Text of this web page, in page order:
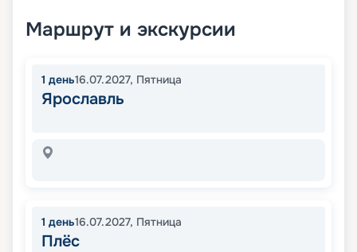
Маршрут и экскурсии
1 день16.07.2027, Пятница
Ярославль
1 день16.07.2027, Пятница
Плёс